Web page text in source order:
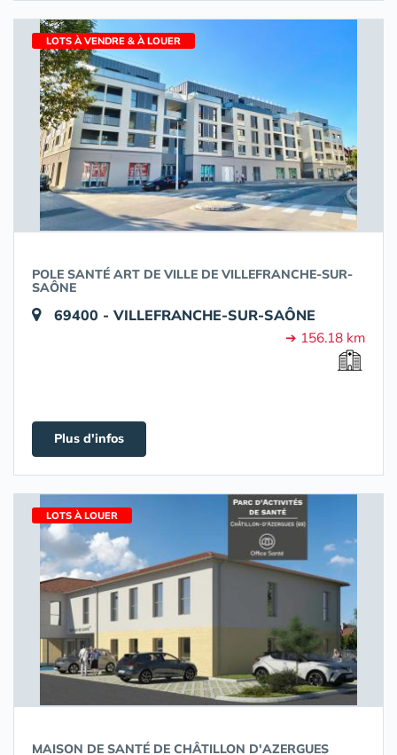
LOTS À VENDRE & À LOUER
POLE SANTÉ ART DE VILLE DE VILLEFRANCHE-SUR-
SAÔNE
69400 - VILLEFRANCHE-SUR-SAÔNE
➔ 156.18 km
Plus d'infos
LOTS À LOUER
MAISON DE SANTÉ DE CHÂTILLON D'AZERGUES